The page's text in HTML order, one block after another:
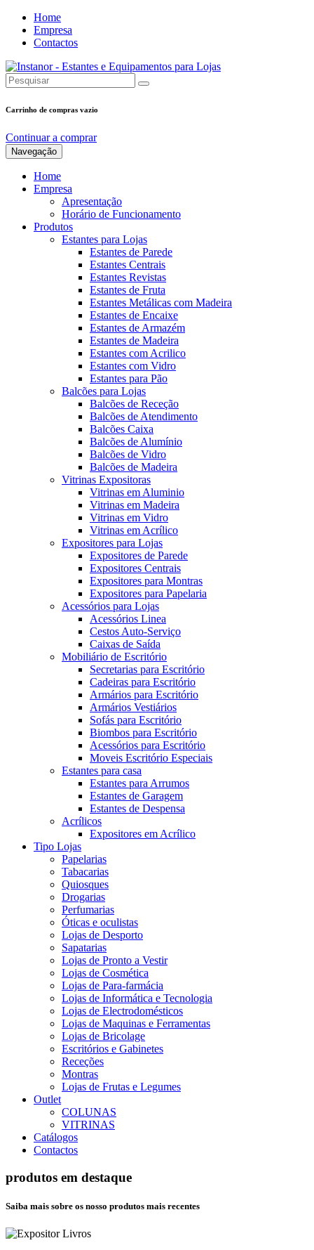
Home
Empresa
Contactos
Carrinho de compras vazio
Continuar a comprar
Navegação
Home
Empresa
Apresentação
Horário de Funcionamento
Produtos
Estantes para Lojas
Estantes de Parede
Estantes Centrais
Estantes Revistas
Estantes de Fruta
Estantes Metálicas com Madeira
Estantes de Encaixe
Estantes de Armazém
Estantes de Madeira
Estantes com Acrilico
Estantes com Vidro
Estantes para Pão
Balcões para Lojas
Balcões de Receção
Balcões de Atendimento
Balcões Caixa
Balcões de Alumínio
Balcões de Vidro
Balcões de Madeira
Vitrinas Expositoras
Vitrinas em Aluminio
Vitrinas em Madeira
Vitrinas em Vidro
Vitrinas em Acrílico
Expositores para Lojas
Expositores de Parede
Expositores Centrais
Expositores para Montras
Expositores para Papelaria
Acessórios para Lojas
Acessórios Linea
Cestos Auto-Serviço
Caixas de Saída
Mobiliário de Escritório
Secretarias para Escritório
Cadeiras para Escritório
Armários para Escritório
Armários Vestiários
Sofás para Escritório
Biombos para Escritório
Acessórios para Escritório
Moveis Escritório Especiais
Estantes para casa
Estantes para Arrumos
Estantes de Garagem
Estantes de Despensa
Acrílicos
Expositores em Acrílico
Tipo Lojas
Papelarias
Tabacarias
Quiosques
Drogarias
Perfumarias
Óticas e oculistas
Lojas de Desporto
Sapatarias
Lojas de Pronto a Vestir
Lojas de Cosmética
Lojas de Para-farmácia
Lojas de Informática e Tecnologia
Lojas de Electrodomésticos
Lojas de Maquinas e Ferramentas
Lojas de Bricolage
Escritórios e Gabinetes
Receções
Montras
Lojas de Frutas e Legumes
Outlet
COLUNAS
VITRINAS
Catálogos
Contactos
produtos em destaque
Saiba mais sobre os nosso produtos mais recentes